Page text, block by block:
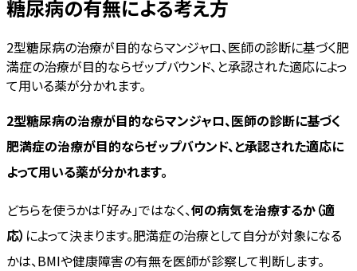
糖尿病の有無による考え方
2型糖尿病の治療が目的ならマンジャロ、医師の診断に基づく肥
満症の治療が目的ならゼップバウンド、と承認された適応によっ
て用いる薬が分かれます。
2型糖尿病の治療が目的ならマンジャロ、医師の診断に基づく
肥満症の治療が目的ならゼップバウンド、と承認された適応に
よって用いる薬が分かれます。
どちらを使うかは「好み」ではなく、何の病気を治療するか（適
応） によって決まります。肥満症の治療として自分が対象になる
かは、BMIや健康障害の有無を医師が診察して判断します。